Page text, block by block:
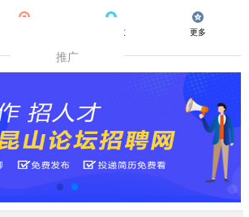
QQ好友 更多
推广